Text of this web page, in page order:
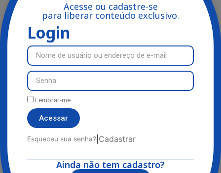
Acesse ou cadastre-se
para liberar conteúdo exclusivo.
Login
Lembrar-me
Acessar
Esqueceu sua senha? Cadastrar
Ainda não tem cadastro?